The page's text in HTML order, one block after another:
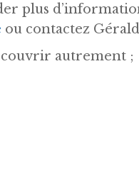
plus
ou contactez
autrement ;